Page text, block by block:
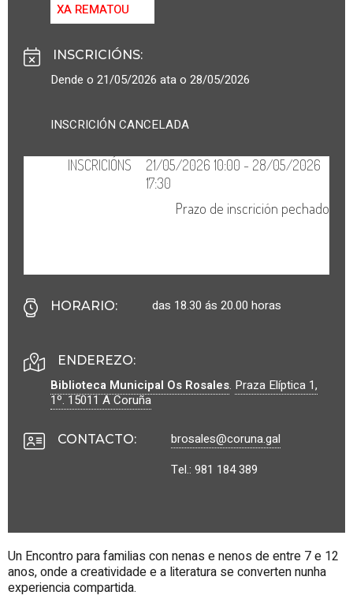
XA REMATOU
INSCRICIÓNS:
Dende o 21/05/2026 ata o 28/05/2026
INSCRICIÓN CANCELADA
HORARIO: das 18.30 ás 20.00 horas
ENDEREZO:
Biblioteca Municipal Os Rosales. Praza Elíptica 1,
1º.15011A Coruña
CONTACTO:
brosales@coruna.gal
Tel.: 981 184 389
Un Encontro para familias con nenas e nenos de entre 7 e 12
anos, onde a creatividade e a literatura se converten nunha
experiencia compartida.